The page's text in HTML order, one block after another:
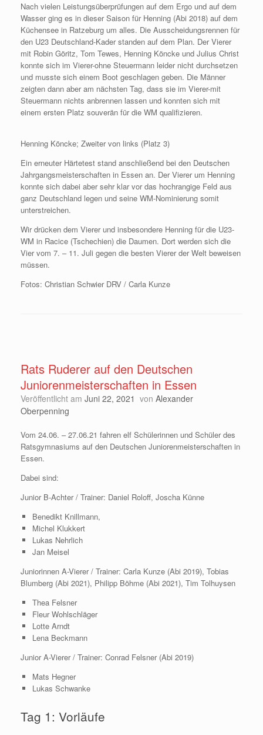
Nach vielen Leistungsüberprüfungen auf dem Ergo und auf dem
Wasser ging es in dieser Saison für Henning (Abi 2018) auf dem
Küchensee in Ratzeburg um alles. Die Ausscheidungsrennen für
den U23 Deutschland-Kader standen auf dem Plan. Der Vierer
mit Robin Göritz, Tom Tewes, Henning Köncke und Julius Christ
konnte sich im Vierer-ohne Steuermann leider nicht durchsetzen
und musste sich einem Boot geschlagen geben. Die Männer
zeigten dann aber am nächsten Tag, dass sie im Vierer-mit
Steuermann nichts anbrennen lassen und konnten sich mit
einem ersten Platz souverän für die WM qualifizieren.
Henning Köncke; Zweiter von links (Platz 3)
Ein erneuter Härtetest stand anschließend bei den Deutschen
Jahrgangsmeisterschaften in Essen an. Der Vierer um Henning
konnte sich dabei aber sehr klar vor das hochrangige Feld aus
ganz Deutschland legen und seine WM-Nominierung somit
unterstreichen.
Wir drücken dem Vierer und insbesondere Henning für die U23-
WM in Racice (Tschechien) die Daumen. Dort werden sich die
Vier vom 7. – 11. Juli gegen die besten Vierer der Welt beweisen
müssen.
Fotos: Christian Schwier DRV / Carla Kunze
Rats Ruderer auf den Deutschen
Juniorenmeisterschaften in Essen
Veröffentlicht am Juni 22, 2021 von Alexander
Oberpenning
Vom 24.06. – 27.06.21 fahren elf Schülerinnen und Schüler des
Ratsgymnasiums auf den Deutschen Juniorenmeisterschaften in
Essen.
Dabei sind:
Junior B-Achter / Trainer: Daniel Roloff, Joscha Künne
Benedikt Knillmann,
Michel Klukkert
Lukas Nehrlich
Jan Meisel
Juniorinnen A-Vierer / Trainer: Carla Kunze (Abi 2019), Tobias
Blumberg (Abi 2021), Philipp Böhme (Abi 2021), Tim Tolhuysen
Thea Felsner
Fleur Wohlschläger
Lotte Arndt
Lena Beckmann
Junior A-Vierer / Trainer: Conrad Felsner (Abi 2019)
Mats Hegner
Lukas Schwanke
Tag 1: Vorläufe